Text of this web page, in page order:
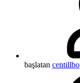
başlatan